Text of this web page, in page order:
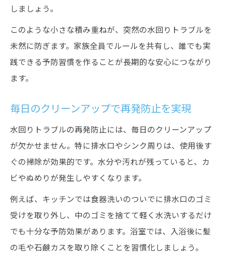
しましょう。
このような小さな積み重ねが、突然の水回りトラブルを
未然に防ぎます。家族全員でルールを共有し、誰でも実
践できる予防習慣を作ることが長期的な安心につながり
ます。
毎日のクリーンアップで再発防止を実現
水回りトラブルの再発防止には、毎日のクリーンアップ
が欠かせません。特に排水口やシンク周りは、使用後す
ぐの掃除が効果的です。水分や汚れが残っていると、カ
ビやぬめりが発生しやすくなります。
例えば、キッチンでは食器洗いのついでに排水口のゴミ
受けを取り外し、中のゴミを捨てて軽く水洗いするだけ
でも十分な予防効果があります。浴室では、入浴後に髪
の毛や石鹸カスを取り除くことを習慣化しましょう。